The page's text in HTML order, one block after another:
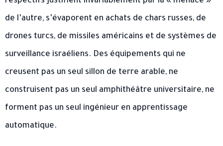
de l’autre, s’évaporent en achats de chars russes, de
drones turcs, de missiles américains et de systèmes de
surveillance israéliens. Des équipements qui ne
creusent pas un seul sillon de terre arable, ne
construisent pas un seul amphithéâtre universitaire, ne
forment pas un seul ingénieur en apprentissage
automatique.